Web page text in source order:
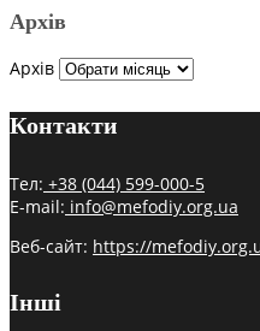
Архів
Архів
Контакти
Тел: +38 (044) 599-000-5
E-mail: info@mefodiy.org.ua
Веб-сайт: https://
Інші